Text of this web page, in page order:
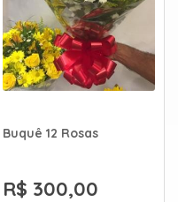
Buquê 12 Rosas
R$ 300,00